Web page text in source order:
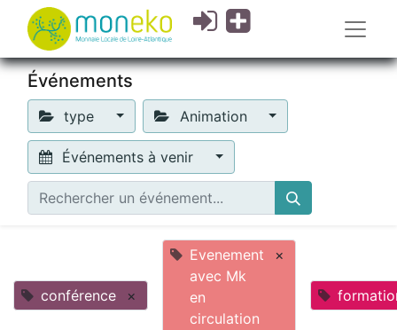
Événements
type Animation
Événements à venir
conférence ×
Evenement
avec Mk
en
circulation
×